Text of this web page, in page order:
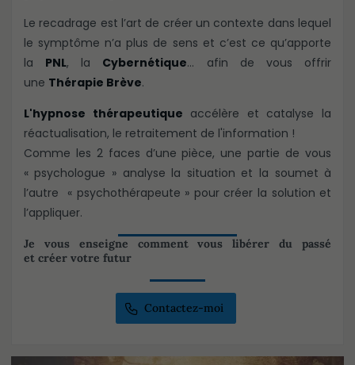
Le recadrage est l’art de créer un contexte dans lequel
le symptôme n’a plus de sens et c’est ce qu’apporte
la PNL, la Cybernétique… afin de vous offrir
une Thérapie Brève.
L'hypnose thérapeutique accélère et catalyse la
réactualisation, le retraitement de l'information !
Comme les 2 faces d’une pièce, une partie de vous
« psychologue » analyse la situation et la soumet à
l’autre « psychothérapeute » pour créer la solution et
l’appliquer.
Je vous enseigne comment vous libérer du passé
et créer votre futur
Contactez-moi